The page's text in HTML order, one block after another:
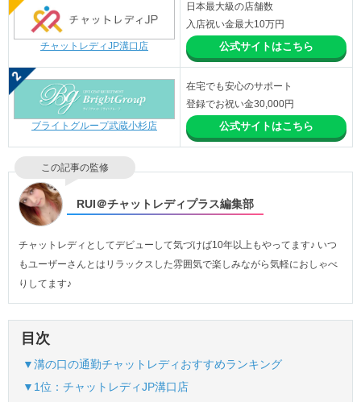
チャットレディJP溝口店
日本最大級の店舗数
入店祝い金最大10万円
公式サイトはこちら
ブライトグループ武蔵小杉店
在宅でも安心のサポート
登録でお祝い金30,000円
公式サイトはこちら
この記事の監修
RUI＠チャットレディプラス編集部
チャットレディとしてデビューして気づけば10年以上もやってます♪ いつ
もユーザーさんとはリラックスした雰囲気で楽しみながら気軽におしゃべ
りしてます♪
目次
▼溝の口の通勤チャットレディおすすめランキング
▼1位：チャットレディJP溝口店